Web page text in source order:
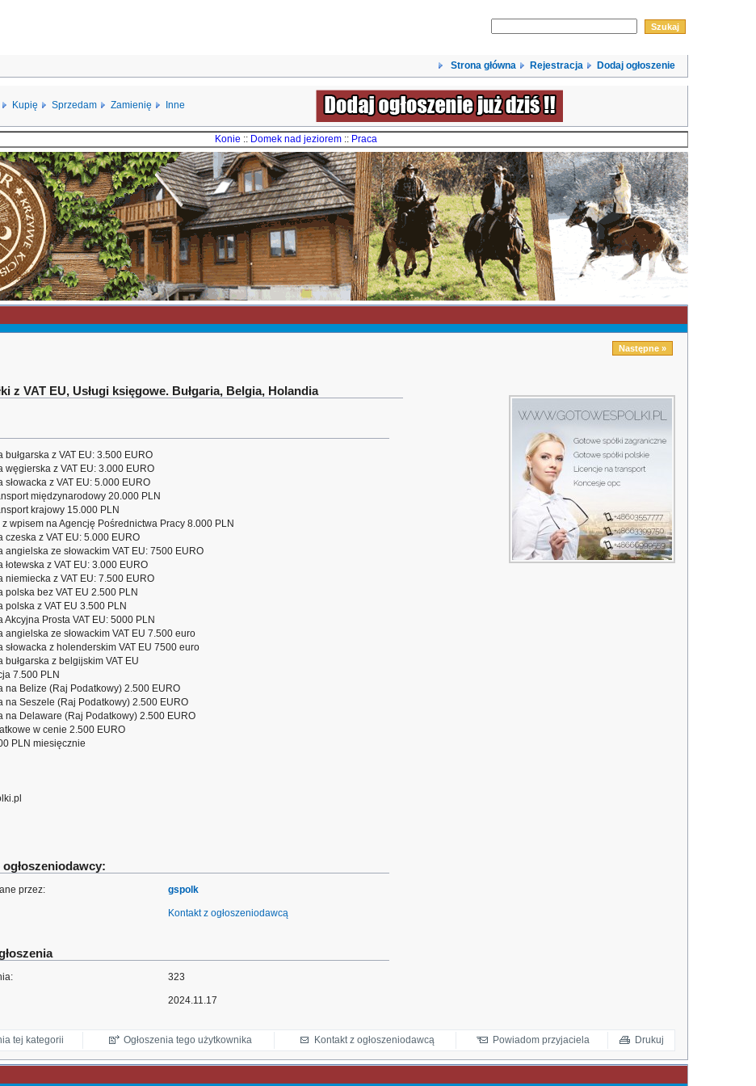
Strona główna Rejestracja Dodaj ogłoszenie
Kupię Sprzedam Zamienię Inne
Konie :: Domek nad jeziorem:: Praca
Następne »
z VAT EU, Usługi księgowe. Bułgaria, Belgia, Holandia
bułgarska z VAT EU: 3.500 EURO
węgierska z VAT EU: 3.000 EURO
słowacka z VAT EU: 5.000 EURO
międzynarodowy 20.000 PLN
krajowy 15.000 PLN
z wpisem na Agencję Pośrednictwa Pracy 8.000 PLN
czeska z VAT EU: 5.000 EURO
angielska ze słowackim VAT EU: 7500 EURO
łotewska z VAT EU: 3.000 EURO
niemiecka z VAT EU: 7.500 EURO
polska bez VAT EU 2.500 PLN
polska z VAT EU 3.500 PLN
Akcyjna Prosta VAT EU: 5000 PLN
angielska ze słowackim VAT EU 7.500 euro
słowacka z holenderskim VAT EU 7500 euro
bułgarska z belgijskim VAT EU
7.500 PLN
na Belize (Raj Podatkowy) 2.500 EURO
na Seszele (Raj Podatkowy) 2.500 EURO
na Delaware (Raj Podatkowy) 2.500 EURO
w cenie 2.500 EURO
PLN miesięcznie
przez: gspolk
Kontakt z ogłoszeniodawcą
323
2024.11.17
tej kategorii Ogłoszenia tego użytkownika Kontakt z ogłoszeniodawcą Powiadom przyjaciela Drukuj